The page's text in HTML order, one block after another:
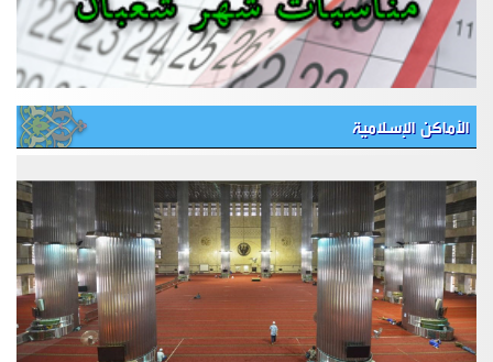
الأماكن الإسلامية